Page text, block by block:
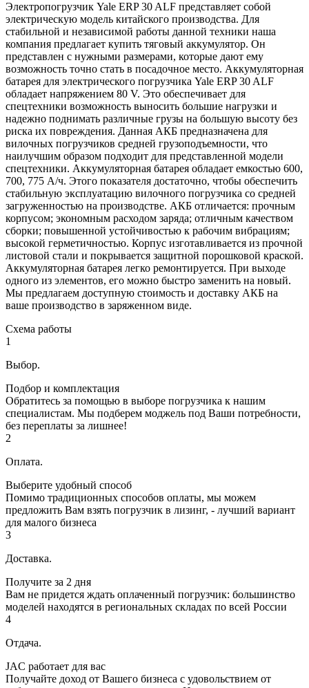
Электропогрузчик Yale ERP 30 ALF представляет собой
электрическую модель китайского производства. Для
стабильной и независимой работы данной техники наша
компания предлагает купить тяговый аккумулятор. Он
представлен с нужными размерами, которые дают ему
возможность точно стать в посадочное место. Аккумуляторная
батарея для электрического погрузчика Yale ERP 30 ALF
обладает напряжением 80 V. Это обеспечивает для
спецтехники возможность выносить большие нагрузки и
надежно поднимать различные грузы на большую высоту без
риска их повреждения. Данная АКБ предназначена для
вилочных погрузчиков средней грузоподъемности, что
наилучшим образом подходит для представленной модели
спецтехники. Аккумуляторная батарея обладает емкостью 600,
700, 775 А/ч. Этого показателя достаточно, чтобы обеспечить
стабильную эксплуатацию вилочного погрузчика со средней
загруженностью на производстве. АКБ отличается: прочным
корпусом; экономным расходом заряда; отличным качеством
сборки; повышенной устойчивостью к рабочим вибрациям;
высокой герметичностью. Корпус изготавливается из прочной
листовой стали и покрывается защитной порошковой краской.
Аккумуляторная батарея легко ремонтируется. При выходе
одного из элементов, его можно быстро заменить на новый.
Мы предлагаем доступную стоимость и доставку АКБ на
ваше производство в заряженном виде.
Схема работы
1
Выбор.
Подбор и комплектация
Обратитесь за помощью в выборе погрузчика к нашим
специалистам. Мы подберем моджель под Ваши потребности,
без переплаты за лишнее!
2
Оплата.
Выберите удобный способ
Помимо традиционных способов оплаты, мы можем
предложить Вам взять погрузчик в лизинг, - лучший вариант
для малого бизнеса
3
Доставка.
Получите за 2 дня
Вам не придется ждать оплаченный погрузчик: большинство
моделей находятся в региональных складах по всей России
4
Отдача.
JAC работает для вас
Получайте доход от Вашего бизнеса с удовольствием от